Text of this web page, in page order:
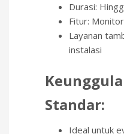
Durasi:
Fitur:
Layanan
instalasi
Standar:
Ideal untuk